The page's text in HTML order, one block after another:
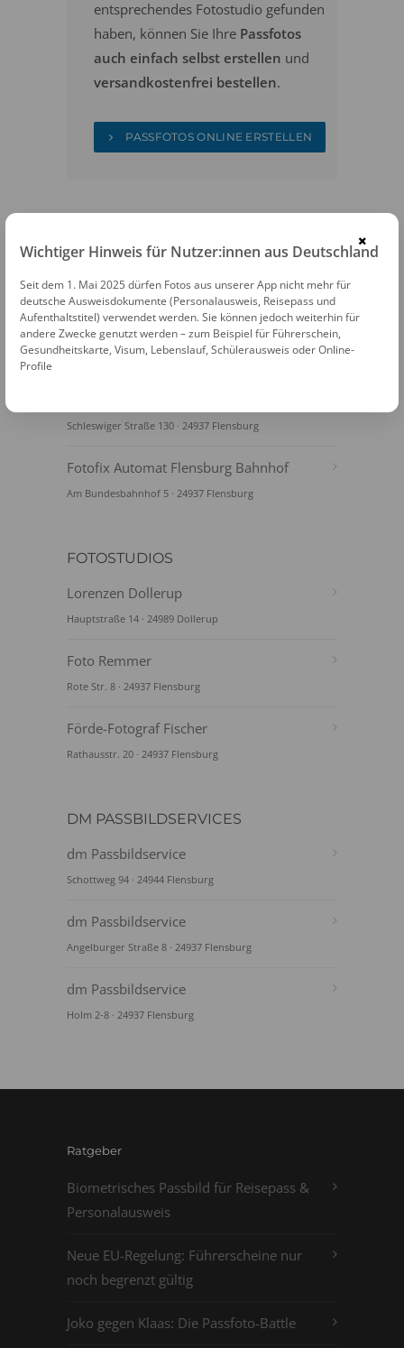
entsprechendes Fotostudio gefunden
haben, können Sie Ihre Passfotos
auch einfach selbst erstellen und
versandkostenfrei bestellen.
PASSFOTOS ONLINE ERSTELLEN
FOTOAUTOMATEN
Fotofix Automat Süderbrarup Bahnhof
Bahnhofsstraße 9 · 24392 Süderbrarup
Schleswiger Straße 130 · 24937 Flensburg
Fotofix Automat Flensburg Bahnhof
Am Bundesbahnhof 5 · 24937 Flensburg
FOTOSTUDIOS
Lorenzen Dollerup
Hauptstraße 14 · 24989 Dollerup
Foto Remmer
Rote Str. 8 · 24937 Flensburg
Förde-Fotograf Fischer
Rathausstr. 20 · 24937 Flensburg
DM PASSBILDSERVICES
dm Passbildservice
Schottweg 94 · 24944 Flensburg
dm Passbildservice
Angelburger Straße 8 · 24937 Flensburg
dm Passbildservice
Holm 2-8 · 24937 Flensburg
Ratgeber
Biometrisches Passbild für Reisepass &
Personalausweis
Neue EU-Regelung: Führerscheine nur
noch begrenzt gültig
Joko gegen Klaas: Die Passfoto-Battle
×
Wichtiger Hinweis für Nutzer:innen aus Deutschland
Seit dem 1. Mai 2025 dürfen Fotos aus unserer App nicht mehr für
deutsche Ausweisdokumente (Personalausweis, Reisepass und
Aufenthaltstitel) verwendet werden. Sie können jedoch weiterhin für
andere Zwecke genutzt werden – zum Beispiel für Führerschein,
Gesundheitskarte, Visum, Lebenslauf, Schülerausweis oder Online-
Profile